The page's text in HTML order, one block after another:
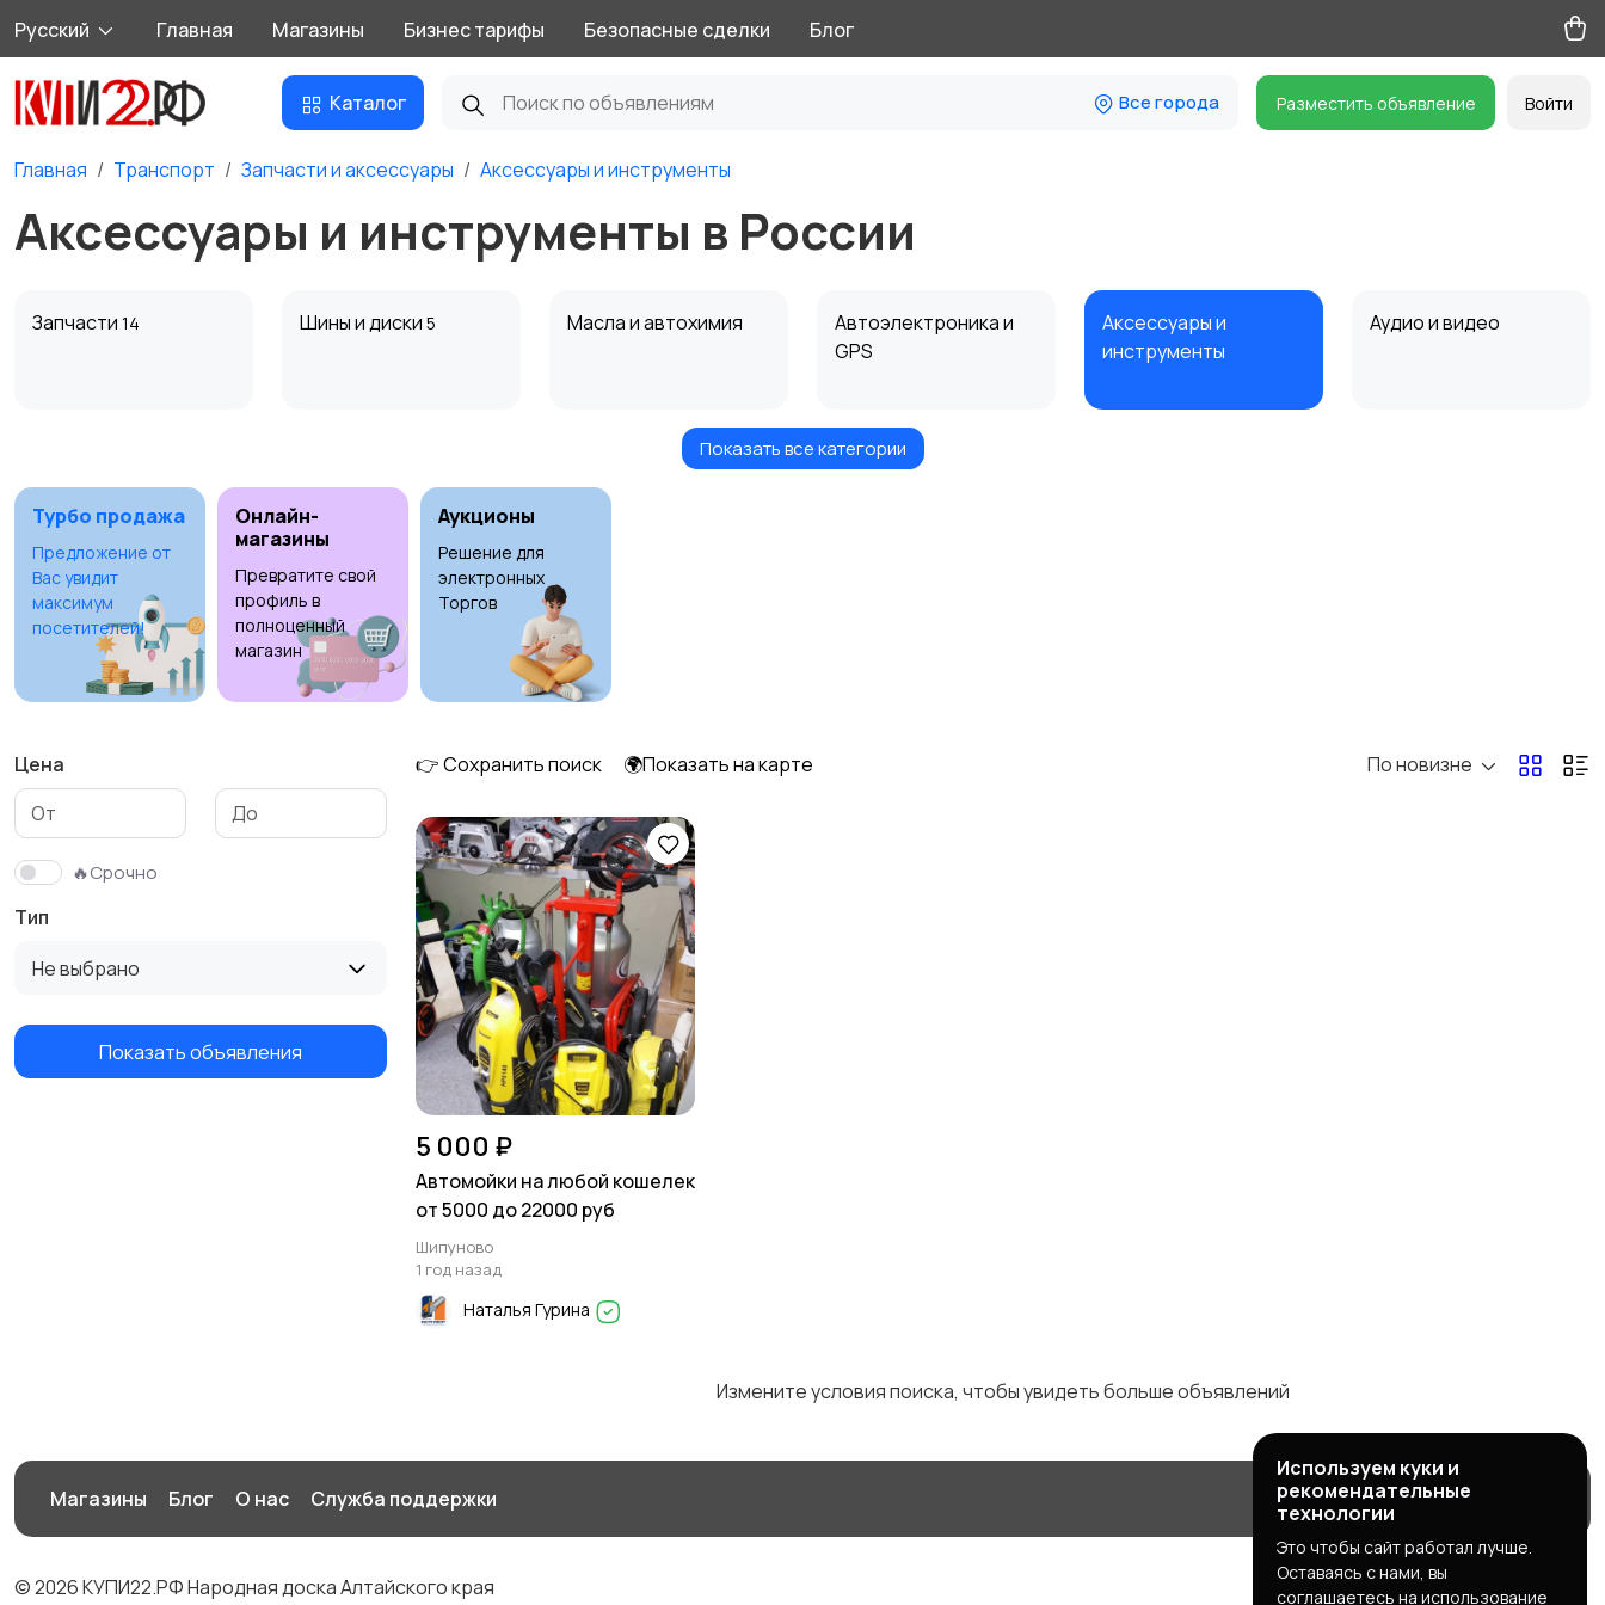
Русский Главная Магазины Бизнес тарифы Безопасные сделки Блог
Каталог Все города Разместить объявление Войти
Главная Транспорт Запчасти и аксессуары Аксессуары и инструменты
Аксессуары и инструменты в России
Запчасти 14 Шины и диски 5 Масла и автохимия
Автоэлектроника и
GPS
Аксессуары и
инструменты
Аудио и видео
устройства
прицепы1
Мотоэкипировка Другое
Показать все категории
Турбо продажа
Предложение от
Вас увидит
максимум
посетителей!
Онлайн-
магазины
Превратите свой
профиль в
полноценный
магазин
Аукционы
Решение для
электронных
Торгов
Цена
🔥Срочно
Тип
Не выбрано
Показать объявления
👉 Сохранить поиск 🌍Показать на карте По новизне
5 000 ₽
Автомойки на любой кошелек
от 5000 до 22000 руб
Шипуново
1 год назад
Наталья Гурина
Измените условия поиска, чтобы увидеть больше объявлений
Магазины Блог О нас Служба поддержки
© 2026 КУПИ22.РФ Народная доска Алтайского края
Используем куки и
рекомендательные
технологии
Это чтобы сайт работал лучше.
Оставаясь с нами, вы
соглашаетесь на использование